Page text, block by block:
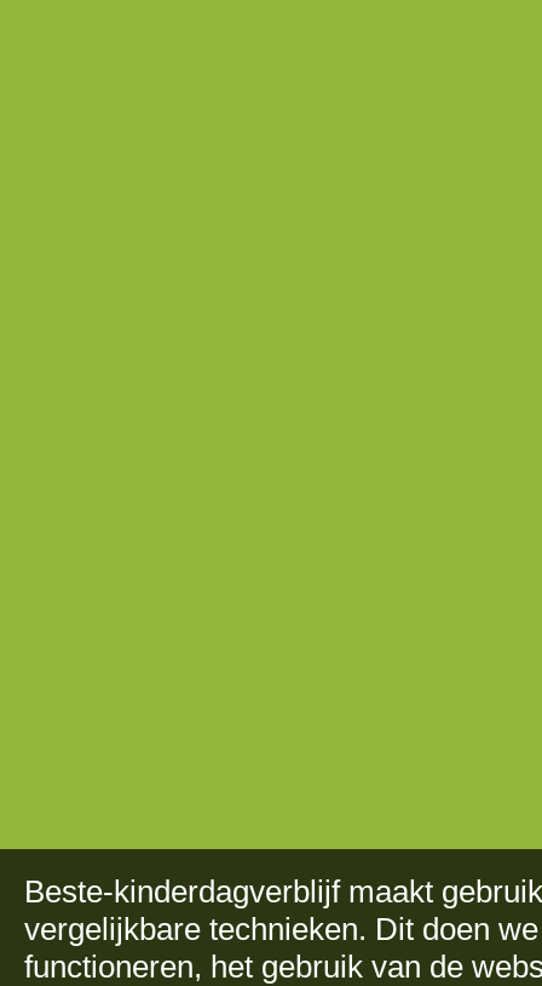
Beste-kinderdagverblijf maakt
vergelijkbare technieken. Dit doen
functioneren, het gebruik van de